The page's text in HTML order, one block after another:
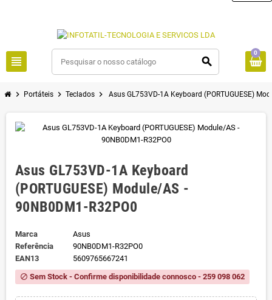
view_headline search
0
chevron_right Portáteis chevron_right Teclados chevron_right Asus GL753VD-1A Keyboard (PORTUGUESE)
Asus GL753VD-1A Keyboard
(PORTUGUESE) Module/AS -
90NB0DM1-R32PO0
Marca
Asus
Referência
90NB0DM1-R32PO0
EAN13
5609765667241
block Sem Stock - Confirme disponibilidade connosco - 259 098 062